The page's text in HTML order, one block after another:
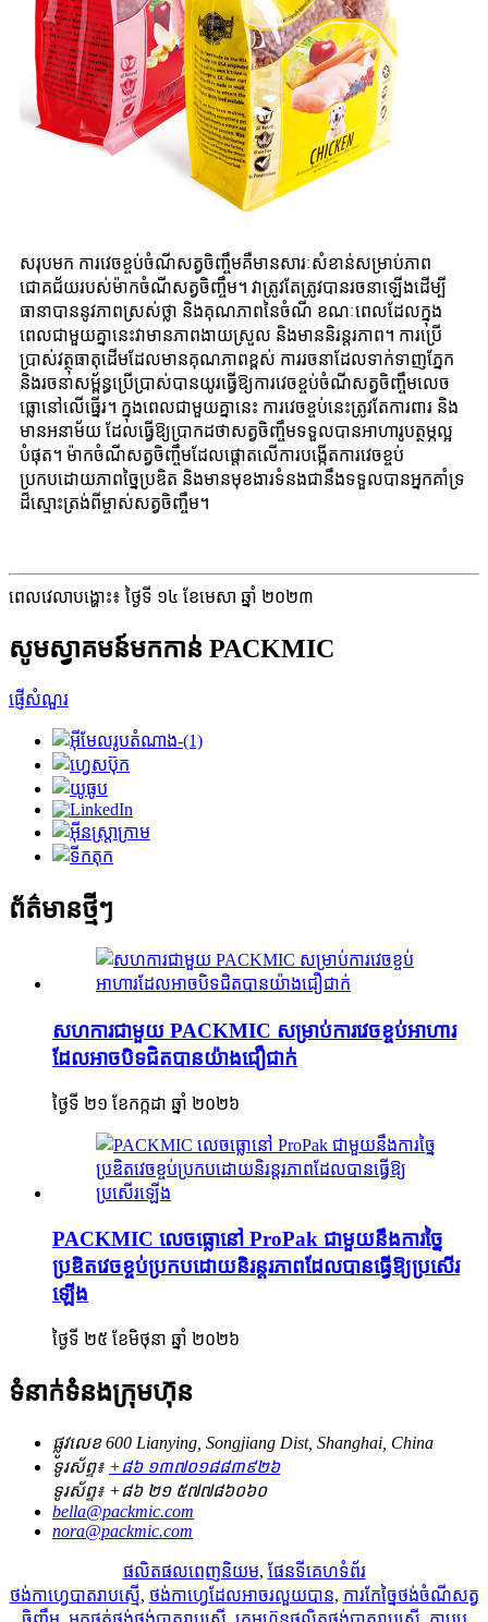
សរុបមក ការវេចខ្ចប់ចំណីសត្វចិញ្ចឹមគឺមានសារៈសំខាន់សម្រាប់ភាព
ជោគជ័យរបស់ម៉ាកចំណីសត្វចិញ្ចឹម។ វាត្រូវតែត្រូវបានរចនាឡើងដើម្បី
ធានាបាននូវភាពស្រស់ថ្លា និងគុណភាពនៃចំណី ខណៈពេលដែលក្នុង
ពេលជាមួយគ្នានេះវាមានភាពងាយស្រួល និងមាននិរន្តរភាព។ ការប្រើ
ប្រាស់វត្ថុធាតុដើមដែលមានគុណភាពខ្ពស់ ការរចនាដែលទាក់ទាញភ្នែក
និងរចនាសម្ព័ន្ធប្រើប្រាស់បានយូរធ្វើឱ្យការវេចខ្ចប់ចំណីសត្វចិញ្ចឹមលេច
ធ្លោនៅលើធ្នើរ។ ក្នុងពេលជាមួយគ្នានេះ ការវេចខ្ចប់នេះត្រូវតែការពារ និង
មានអនាម័យ ដែលធ្វើឱ្យប្រាកដថាសត្វចិញ្ចឹមទទួលបានអាហារូបត្ថម្ភល្អ
បំផុត។ ម៉ាកចំណីសត្វចិញ្ចឹមដែលផ្តោតលើការបង្កើតការវេចខ្ចប់
ប្រកបដោយភាពច្នៃប្រឌិត និងមានមុខងារទំនងជានឹងទទួលបានអ្នកគាំទ្រ
ដ៏ស្មោះត្រង់ពីម្ចាស់សត្វចិញ្ចឹម។
ពេលវេលាបង្ហោះ៖ ថ្ងៃទី ១៤ ខែមេសា ឆ្នាំ ២០២៣
សូមស្វាគមន៍មកកាន់ PACKMIC
ផ្ញើសំណួរ
ព័ត៌មានថ្មីៗ
សហការជាមួយ PACKMIC សម្រាប់ការវេចខ្ចប់អាហារ
ដែលអាចបិទជិតបានយ៉ាងជឿជាក់
ថ្ងៃទី ២១ ខែកក្កដា ឆ្នាំ ២០២៦
PACKMIC លេចធ្លោនៅ ProPak ជាមួយនឹងការច្នៃ
ប្រឌិតវេចខ្ចប់ប្រកបដោយនិរន្តរភាពដែលបានធ្វើឱ្យប្រសើរ
ឡើង
ថ្ងៃទី ២៥ ខែមិថុនា ឆ្នាំ ២០២៦
ទំនាក់ទំនងក្រុមហ៊ុន
ផ្លូវលេខ 600 Lianying, Songjiang Dist, Shanghai, China
ទូរស័ព្ទ៖ +៨៦ ១៣៧០១៨៨៣៩២៦
ទូរស័ព្ទ៖ +៨៦ ២១ ៥៧៧៨៦០៦០
bella@packmic.com
nora@packmic.com
ផលិតផលពេញនិយម, ផែនទីគេហទំព័រ
ថង់កាហ្វេបាតរាបស្មើ, ថង់កាហ្វេដែលអាចរលួយបាន, ការកែច្នៃថង់ចំណីសត្វ